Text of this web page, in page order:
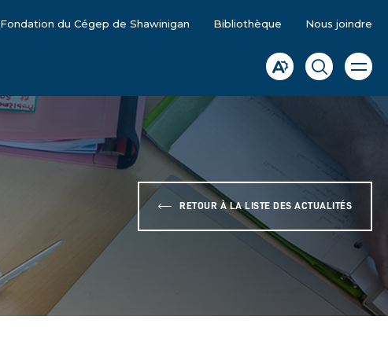
Fondation du Cégep de Shawinigan Bibliothèque Nous joindre
Ouvrir
la
Ouvrir
la
Ouvrir
la
RETOUR À LA LISTE DES ACTUALITÉS